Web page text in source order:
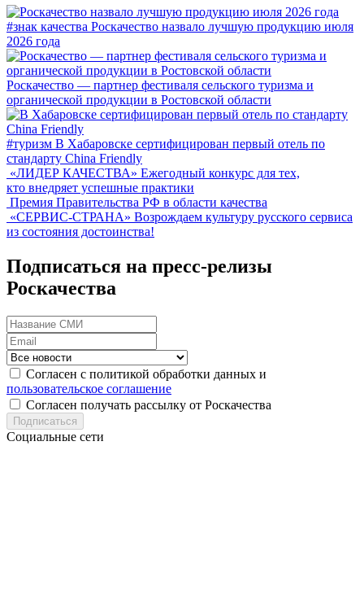
#знак качества Роскачество назвало лучшую продукцию июля
2026 года
Роскачество — партнер фестиваля сельского туризма и
органической продукции в Ростовской области
#туризм В Хабаровске сертифицирован первый отель по
стандарту China Friendly
«ЛИДЕР КАЧЕСТВА» Ежегодный конкурс для тех,
кто внедряет успешные практики
Премия Правительства РФ в области качества
«СЕРВИС-СТРАНА» Возрождаем культуру русского сервиса
из состояния достоинства!
Подписаться на пресс-релизы
Роскачества
Согласен с политикой обработки данных и
пользовательское соглашение
Согласен получать рассылку от Роскачества
Подписаться
Социальные сети